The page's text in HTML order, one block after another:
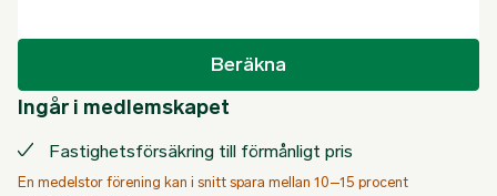
Beräkna
Ingår i medlemskapet
Fastighetsförsäkring till förmånligt pris
En medelstor förening kan i snitt spara mellan 10–15 procent